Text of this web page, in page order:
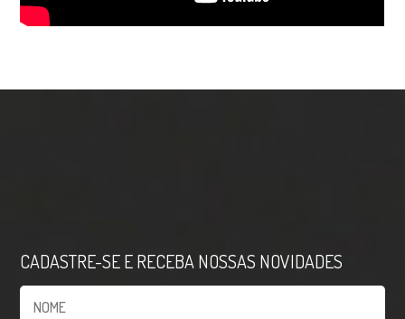
CADASTRE-SE E RECEBA NOSSAS NOVIDADES